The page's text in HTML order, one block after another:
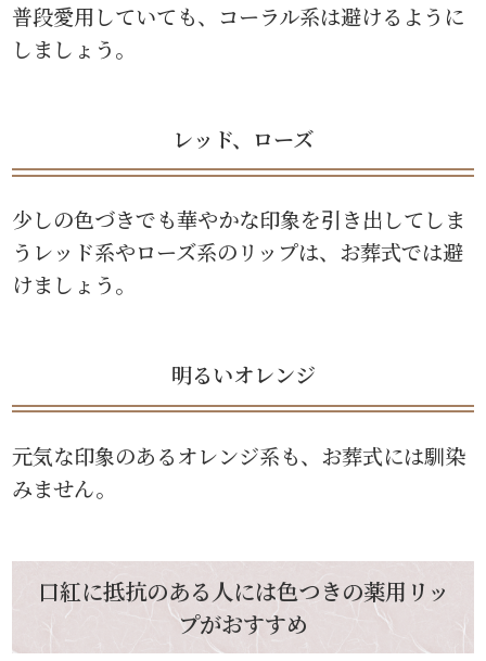
普段愛用していても、コーラル系は避けるように
しましょう。
レッド、ローズ
少しの色づきでも華やかな印象を引き出してしま
うレッド系やローズ系のリップは、お葬式では避
けましょう。
明るいオレンジ
元気な印象のあるオレンジ系も、お葬式には馴染
みません。
口紅に抵抗のある人には色つきの薬用リッ
プがおすすめ